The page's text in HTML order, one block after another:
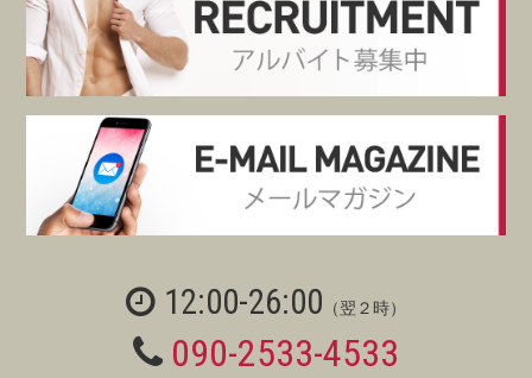
12:00-26:00 （翌２時）
090-2533-4533